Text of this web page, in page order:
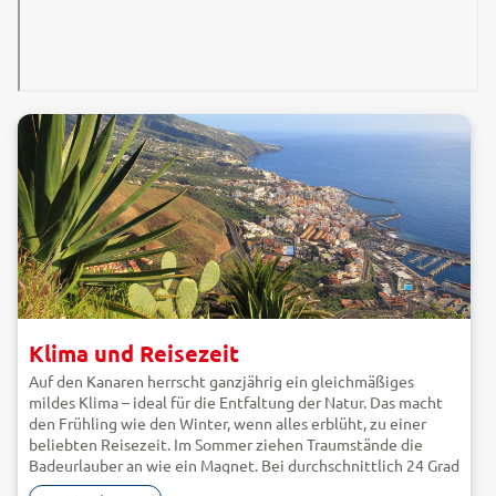
Klima und Reisezeit
Auf den Kanaren herrscht ganzjährig ein gleichmäßiges
mildes Klima – ideal für die Entfaltung der Natur. Das macht
den Frühling wie den Winter, wenn alles erblüht, zu einer
beliebten Reisezeit. Im Sommer ziehen Traumstände die
Badeurlauber an wie ein Magnet. Bei durchschnittlich 24 Grad
– je nach Höhenlage und Insel unterschiedlich – und 20 Grad